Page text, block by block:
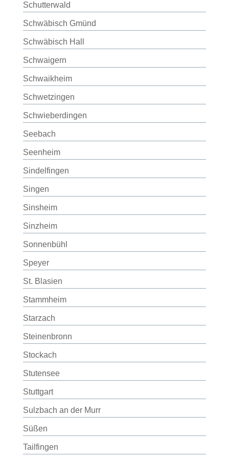
Schutterwald
Schwäbisch Gmünd
Schwäbisch Hall
Schwaigern
Schwaikheim
Schwetzingen
Schwieberdingen
Seebach
Seenheim
Sindelfingen
Singen
Sinsheim
Sinzheim
Sonnenbühl
Speyer
St. Blasien
Stammheim
Starzach
Steinenbronn
Stockach
Stutensee
Stuttgart
Sulzbach an der Murr
Süßen
Tailfingen